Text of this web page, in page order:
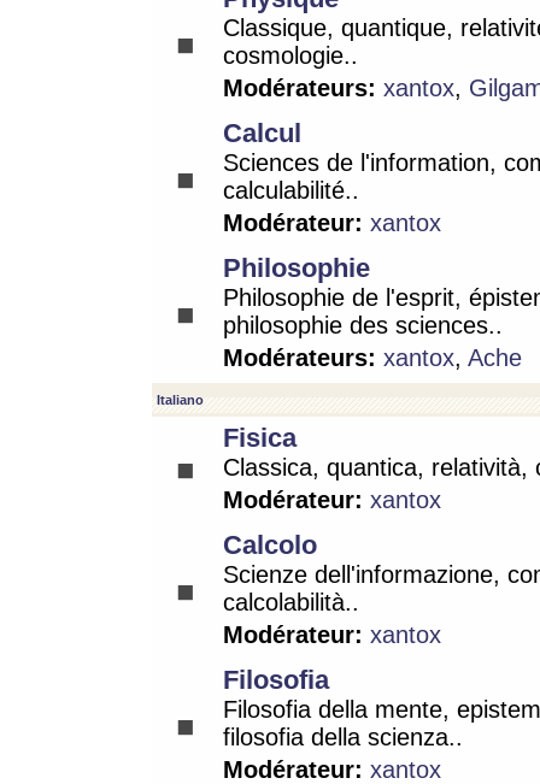
Classique, quantique,
cosmologie..
Modérateurs: xantox,
Calcul
Sciences de l'information,
calculabilité..
Modérateur: xantox
Philosophie
Philosophie de l'esprit,
philosophie des sciences..
Modérateurs: xantox, Ache
Italiano
Fisica
Classica, quantica, relatività,
Modérateur: xantox
Calcolo
Scienze dell'informazione,
calcolabilità..
Modérateur: xantox
Filosofia
Filosofia della mente,
filosofia della scienza..
Modérateur: xantox